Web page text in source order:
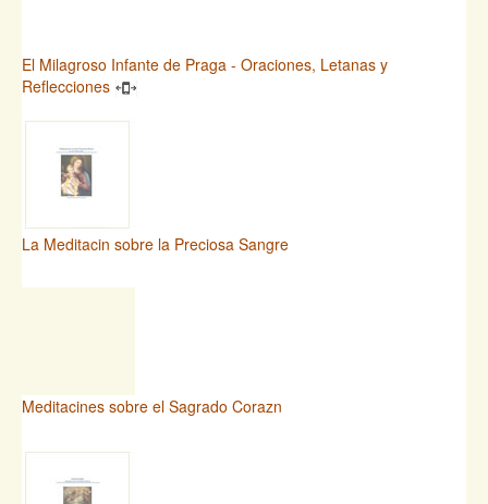
El Milagroso Infante de Praga - Oraciones, Letanas y
Reflecciones
La Meditacin sobre la Preciosa Sangre
Meditacines sobre el Sagrado Corazn